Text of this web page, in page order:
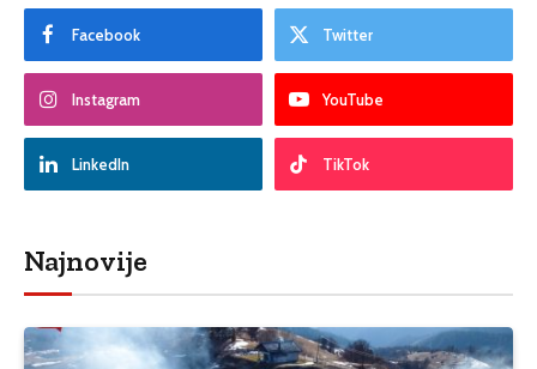
Facebook Twitter
Instagram YouTube
LinkedIn TikTok
Najnovije